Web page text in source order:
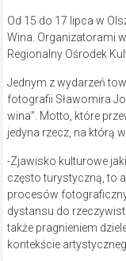
Od 15 do 17 lipca w
Wina. Organizatorami
Regionalny Ośrodek
Jednym z wydarzeń
fotografii Sławomira
wina”. Motto, które
jedyna rzecz, na którą
-Zjawisko kulturowe
często turystyczną, to
procesów
dystansu do
także pragnieniem
kontekście